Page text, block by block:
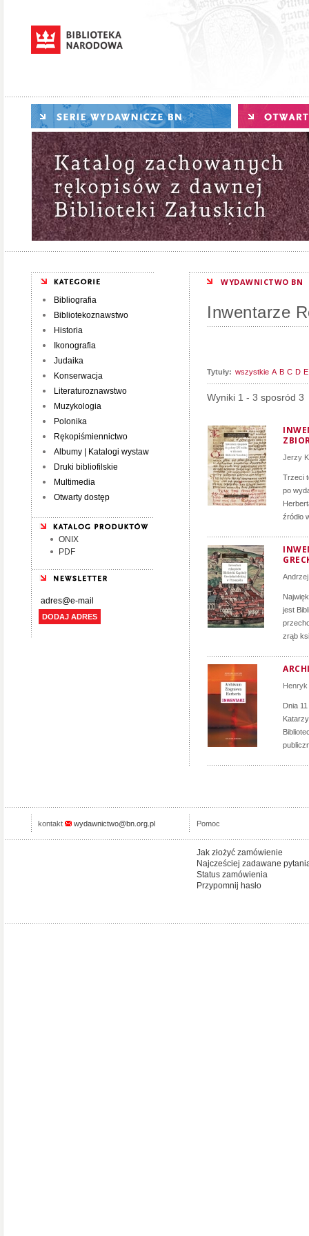
Bibliografia
Bibliotekoznawstwo
Historia
Ikonografia
Judaika
Konserwacja
Literaturoznawstwo
Muzykologia
Polonika
Rękopiśmiennictwo
Albumy | Katalogi wystaw
Druki bibliofilskie
Multimedia
Otwarty dostęp
ONIX
PDF
DODAJ ADRES
WYDAWNICTWO BN
Inwentarze
Tytuły: wszystkie A B C D E
Wyniki 1 - 3 sposród 3
Jerzy
Trzeci
po
źródło
jest
zrąb
Henryk
Dnia
kontakt wydawnictwo@bn.org.pl Pomoc
Jak złożyć zamówienie
Najcześciej zadawane
Status zamówienia
Przypomnij hasło